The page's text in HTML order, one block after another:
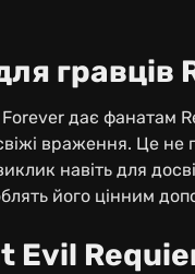
гравців
дає фанатам
враження. Це не
навіть для
його цінним
Evil